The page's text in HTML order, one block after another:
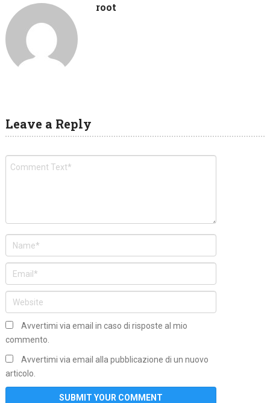
root
Leave a Reply
Avvertimi via email in caso di risposte al mio
commento.
Avvertimi via email alla pubblicazione di un nuovo
articolo.